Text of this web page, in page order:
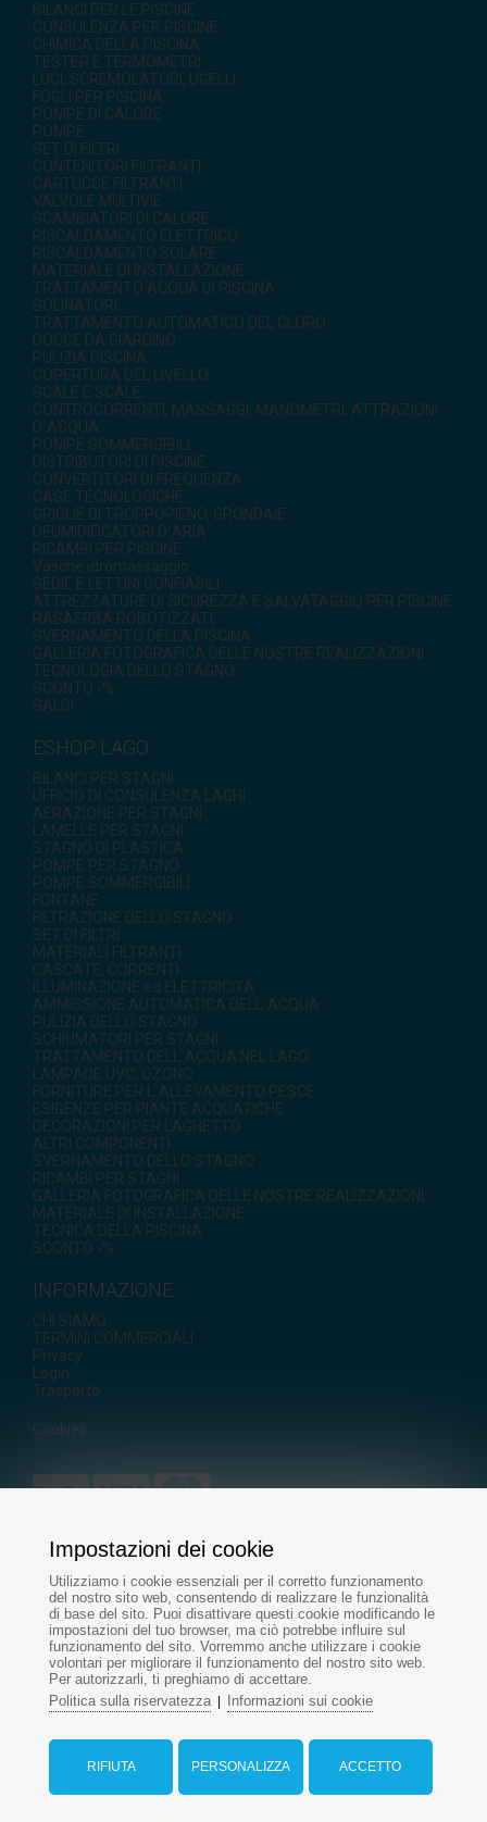
BILANCI PER LE PISCINE
CONSULENZA PER PISCINE
CHIMICA DELLA PISCINA
TESTER E TERMOMETRI
LUCI, SCREMOLATORI, UGELLI
FOGLI PER PISCINA
POMPE DI CALORE
POMPE
SET DI FILTRI
CONTENITORI FILTRANTI
CARTUCCE FILTRANTI
VALVOLE MULTIVIE
SCAMBIATORI DI CALORE
RISCALDAMENTO ELETTRICO
RISCALDAMENTO SOLARE
MATERIALE DI INSTALLAZIONE
TRATTAMENTO ACQUA DI PISCINA
SOLINATORI
TRATTAMENTO AUTOMATICO DEL CLORO
DOCCE DA GIARDINO
PULIZIA PISCINA
COPERTURA DEL LIVELLO
SCALE E SCALE
CONTROCORRENTI, MASSAGGI, MANOMETRI, ATTRAZIONI
D`ACQUA
POMPE SOMMERGIBILI
DISTRIBUTORI DI PISCINE
CONVERTITORI DI FREQUENZA
CASE TECNOLOGICHE
GRIGLIE DI TROPPOPIENO, GRONDAIE
DEUMIDIFICATORI D`ARIA
RICAMBI PER PISCINE
Vasche idromassaggio
SEDIE E LETTINI GONFIABILI
ATTREZZATURE DI SICUREZZA E SALVATAGGIO PER PISCINE
RASAERBA ROBOTIZZATI
SVERNAMENTO DELLA PISCINA
GALLERIA FOTOGRAFICA DELLE NOSTRE REALIZZAZIONI
TECNOLOGIA DELLO STAGNO
SCONTO -%
SALDI
ESHOP LAGO
BILANCI PER STAGNI
UFFICIO DI CONSULENZA LAGHI
AERAZIONE PER STAGNI
LAMELLE PER STAGNI
STAGNO DI PLASTICA
POMPE PER STAGNO
POMPE SOMMERGIBILI
FONTANE
FILTRAZIONE DELLO STAGNO
SET DI FILTRI
MATERIALI FILTRANTI
CASCATE, CORRENTI
ILLUMINAZIONE ed ELETTRICITÀ
AMMISSIONE AUTOMATICA DELL`ACQUA
PULIZIA DELLO STAGNO
SCHIUMATORI PER STAGNI
TRATTAMENTO DELL`ACQUA NEL LAGO
LAMPADE UVC, OZONO
FORNITURE PER L`ALLEVAMENTO PESCE
ESIGENZE PER PIANTE ACQUATICHE
DECORAZIONI PER LAGHETTO
ALTRI COMPONENTI
SVERNAMENTO DELLO STAGNO
RICAMBI PER STAGNI
GALLERIA FOTOGRAFICA DELLE NOSTRE REALIZZAZIONI
MATERIALE DI INSTALLAZIONE
TECNICA DELLA PISCINA
SCONTO -%
INFORMAZIONE
CHI SIAMO
TERMINI COMMERCIALI
Privacy
Login
Trasporto
Cookies
CONTATTO
+421905 500 955
+421 915 696 394
servis@aquapond.sk
© Tutti i diritti riservati - www.aquapond.it
Web designdi
Impostazioni dei cookie
Utilizziamo i cookie essenziali per il corretto funzionamento
del nostro sito web, consentendo di realizzare le funzionalità
di base del sito. Puoi disattivare questi cookie modificando le
impostazioni del tuo browser, ma ciò potrebbe influire sul
funzionamento del sito. Vorremmo anche utilizzare i cookie
volontari per migliorare il funzionamento del nostro sito web.
Per autorizzarli, ti preghiamo di accettare.
Politica sulla riservatezza| Informazioni sui cookie
ACCETTO
PERSONALIZZA
RIFIUTA